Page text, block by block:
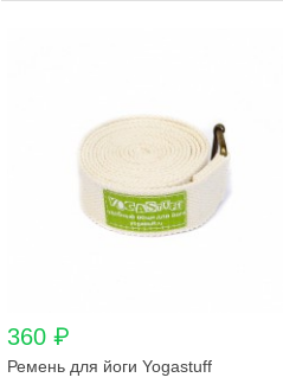
360 ₽
Ремень для йоги Yogastuff